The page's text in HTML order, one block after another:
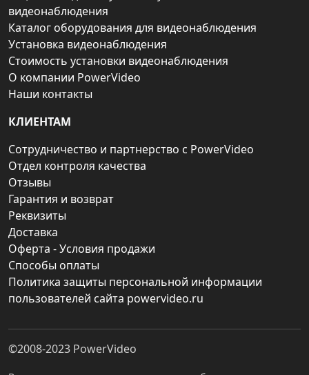
видеонаблюдения
Каталог оборудования для видеонаблюдения
Установка видеонаблюдения
Стоимость установки видеонаблюдения
О компании PowerVideo
Наши контакты
КЛИЕНТАМ
Сотрудничество и партнерство с PowerVideo
Отдел контроля качества
Отзывы
Гарантия и возврат
Реквизиты
Доставка
Оферта - Условия продажи
Способы оплаты
Политика защиты персональной информации
пользователей сайта powervideo.ru
©2008-2023 PowerVideo